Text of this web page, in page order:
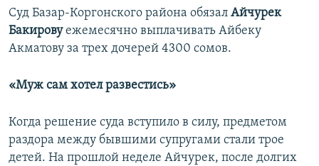
Суд Базар-Коргонского района обязал Айчурек
Бакировуежемесячно выплачивать Айбеку
Акматову за трех дочерей 4300 сомов.
«Муж сам хотел развестись»
Когда решение суда вступило в силу, предметом
раздора между бывшими супругами стали трое
детей. На прошлой неделе Айчурек, после долгих